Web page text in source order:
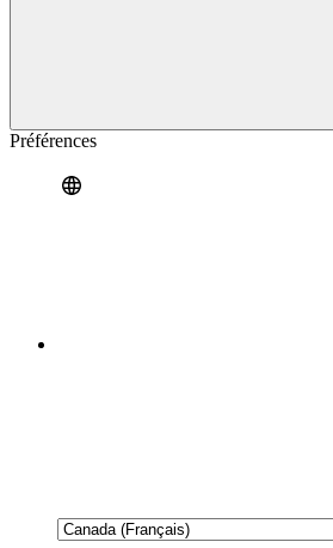
Préférences